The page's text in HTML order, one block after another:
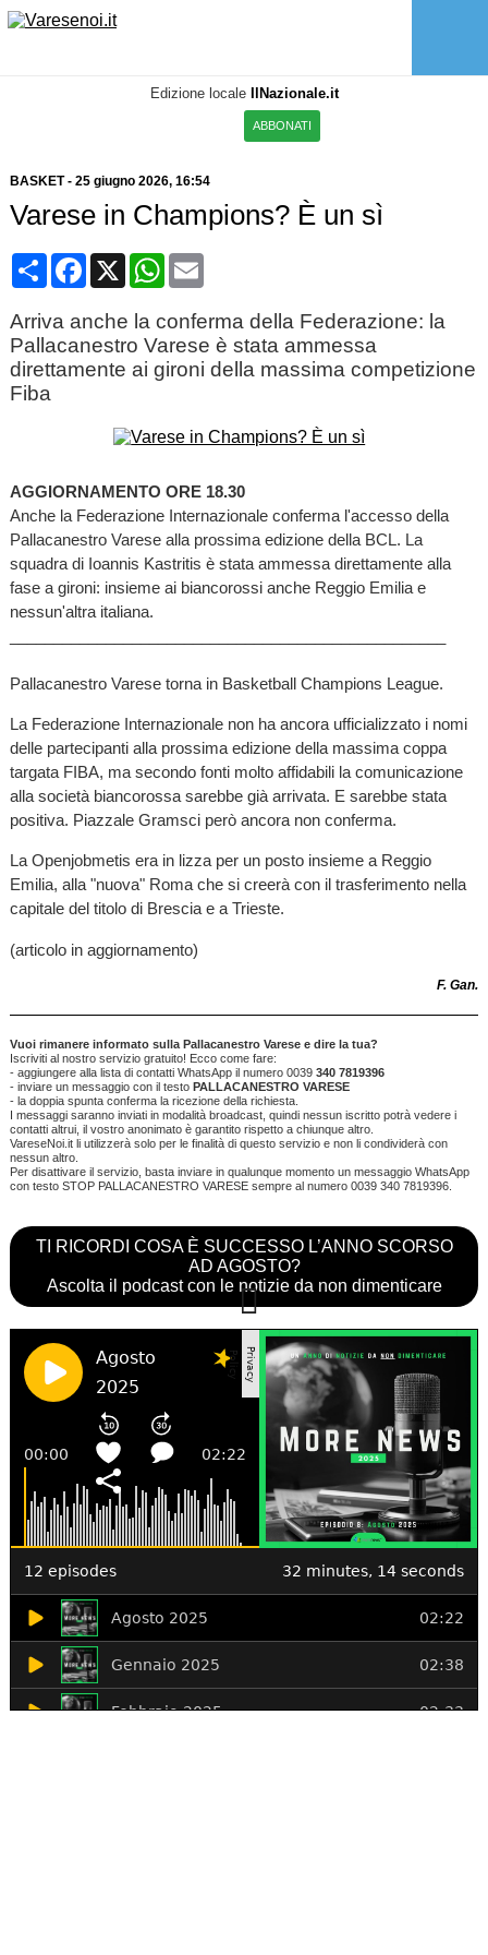
Edizione locale IlNazionale.it
ABBONATI
BASKET- 25 giugno 2026, 16:54
Varese in Champions? È un sì
CondividiFacebook
X WhatsApp
Email
Arriva anche la conferma della Federazione: la
Pallacanestro Varese è stata ammessa
direttamente ai gironi della massima competizione
Fiba
AGGIORNAMENTO ORE 18.30
Anche la Federazione Internazionale conferma l'accesso della
Pallacanestro Varese alla prossima edizione della BCL. La
squadra di Ioannis Kastritis è stata ammessa direttamente alla
fase a gironi: insieme ai biancorossi anche Reggio Emilia e
nessun'altra italiana.
Pallacanestro Varese torna in Basketball Champions League.
La Federazione Internazionale non ha ancora ufficializzato i nomi
delle partecipanti alla prossima edizione della massima coppa
targata FIBA, ma secondo fonti molto affidabili la comunicazione
alla società biancorossa sarebbe già arrivata. E sarebbe stata
positiva. Piazzale Gramsci però ancora non conferma.
La Openjobmetis era in lizza per un posto insieme a Reggio
Emilia, alla "nuova" Roma che si creerà con il trasferimento nella
capitale del titolo di Brescia e a Trieste.
(articolo in aggiornamento)
F. Gan.
Vuoi rimanere informato sulla Pallacanestro Varese e dire la tua?
Iscriviti al nostro servizio gratuito! Ecco come fare:
- aggiungere alla lista di contatti WhatsApp il numero 0039 340 7819396
- inviare un messaggio con il testo PALLACANESTRO VARESE
- la doppia spunta conferma la ricezione della richiesta.
I messaggi saranno inviati in modalità broadcast, quindi nessun iscritto potrà vedere i
contatti altrui, il vostro anonimato è garantito rispetto a chiunque altro.
VareseNoi.it li utilizzerà solo per le finalità di questo servizio e non li condividerà con
nessun altro.
Per disattivare il servizio, basta inviare in qualunque momento un messaggio WhatsApp
con testo STOP PALLACANESTRO VARESE sempre al numero 0039 340 7819396.
TI RICORDI COSA È SUCCESSO L’ANNO SCORSO
AD AGOSTO?
Ascolta il podcast con le notizie da non dimenticare